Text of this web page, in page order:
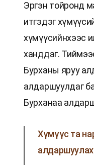
Эргэн тойронд
итгэдэг
хүмүүсийнхээс
ханддаг.
Бурханы яруу
алдаршуулдаг
Бурханаа
Хүмүүс та